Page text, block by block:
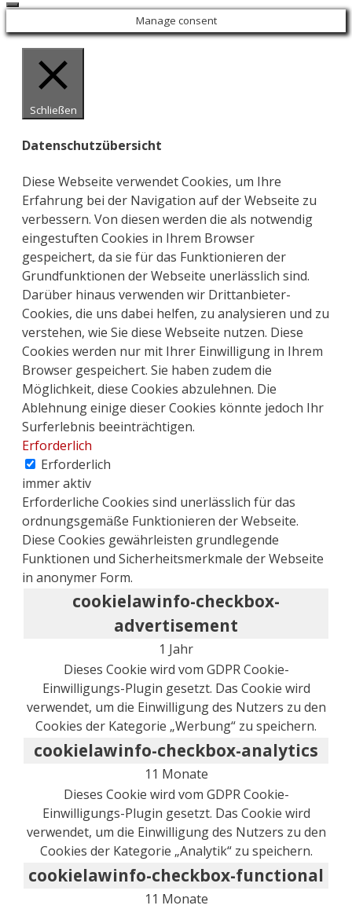
Close
Manage consent
Schließen
Datenschutzübersicht
Diese Webseite verwendet Cookies, um Ihre
Erfahrung bei der Navigation auf der Webseite zu
verbessern. Von diesen werden die als notwendig
eingestuften Cookies in Ihrem Browser
gespeichert, da sie für das Funktionieren der
Grundfunktionen der Webseite unerlässlich sind.
Darüber hinaus verwenden wir Drittanbieter-
Cookies, die uns dabei helfen, zu analysieren und zu
verstehen, wie Sie diese Webseite nutzen. Diese
Cookies werden nur mit Ihrer Einwilligung in Ihrem
Browser gespeichert. Sie haben zudem die
Möglichkeit, diese Cookies abzulehnen. Die
Ablehnung einige dieser Cookies könnte jedoch Ihr
Surferlebnis beeinträchtigen.
Erforderlich
Erforderlich
immer aktiv
Erforderliche Cookies sind unerlässlich für das
ordnungsgemäße Funktionieren der Webseite.
Diese Cookies gewährleisten grundlegende
Funktionen und Sicherheitsmerkmale der Webseite
in anonymer Form.
cookielawinfo-checkbox-
advertisement
1 Jahr
Dieses Cookie wird vom GDPR Cookie-
Einwilligungs-Plugin gesetzt. Das Cookie wird
verwendet, um die Einwilligung des Nutzers zu den
Cookies der Kategorie „Werbung“ zu speichern.
cookielawinfo-checkbox-analytics
11 Monate
Dieses Cookie wird vom GDPR Cookie-
Einwilligungs-Plugin gesetzt. Das Cookie wird
verwendet, um die Einwilligung des Nutzers zu den
Cookies der Kategorie „Analytik“ zu speichern.
cookielawinfo-checkbox-functional
11 Monate